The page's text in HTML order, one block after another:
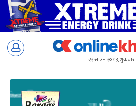
Skip
२२ साउन २०८३, शुक्रबार